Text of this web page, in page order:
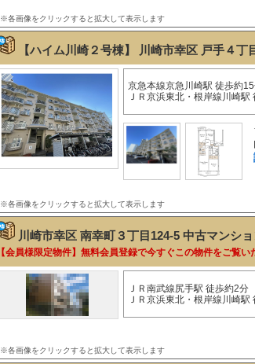
※各画像をクリックすると拡大して表示します
【ハイム川崎２号棟】 川崎市幸区 戸手４丁
京急本線京急川崎駅 徒歩約
ＪＲ京浜東北・根岸線川崎駅
※各画像をクリックすると拡大して表示します
川崎市幸区 南幸町３丁目124-5 中古マンシ
【会員様限定物件】無料会員登録で今すぐこの物件をご覧い
ＪＲ南武線尻手駅 徒歩約2分
ＪＲ京浜東北・根岸線川崎駅
※各画像をクリックすると拡大して表示します